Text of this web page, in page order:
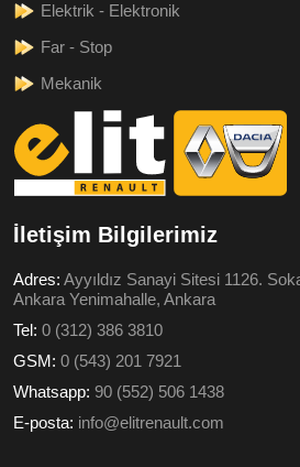
Elektrik - Elektronik
Far - Stop
Mekanik
İletişim Bilgilerimiz
Adres: Ayyıldız Sanayi Sitesi 1126.
Ankara Yenimahalle, Ankara
Tel: 0 (312) 386 3810
GSM: 0 (543) 201 7921
Whatsapp: 90 (552) 506 1438
E-posta: info@elitrenault.com